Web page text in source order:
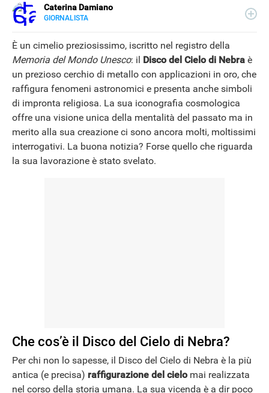
NEWS
Caterina Damiano
GIORNALISTA
LINKEDIN
scrive e ottimizza i contenuti per i motori di ricerca. Dal
2022 collabora con Libero Tecnologia per la sezione
Scienza.
È un cimelio preziosissimo, iscritto nel registro della
Memoria del Mondo Unesco: il Disco del Cielo di Nebra è
un prezioso cerchio di metallo con applicazioni in oro, che
raffigura fenomeni astronomici e presenta anche simboli
di impronta religiosa. La sua iconografia cosmologica
offre una visione unica della mentalità del passato ma in
merito alla sua creazione ci sono ancora molti, moltissimi
interrogativi. La buona notizia? Forse quello che riguarda
la sua lavorazione è stato svelato.
Che cos’è il Disco del Cielo di Nebra?
Per chi non lo sapesse, il Disco del Cielo di Nebra è la più
antica (e precisa) raffigurazione del cielomai realizzata
nel corso della storia umana. La sua vicenda è a dir poco